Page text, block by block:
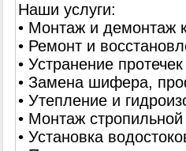
Наши услуги:
• Монтаж и демонтаж
• Ремонт и
• Устранение протечек
• Замена шифера,
• Утепление и
• Монтаж
• Установка